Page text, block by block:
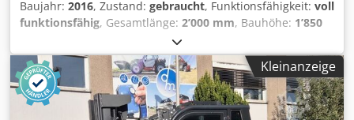
Baujahr: 2016, Zustand: gebraucht, Funktionsfähigkeit: voll
funktionsfähig, Gesamtlänge: 2’000 mm, Bauhöhe: 1’850
, Hydraulische Seilwinde Zustand:
Einsatzbereit und voll funktionsfähig Dsdpfx Aqjy S
Haneqock Zustand Technisch: normal
Kleinanzeige